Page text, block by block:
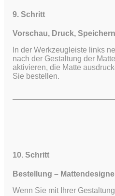
9. Schritt
Vorschau, Druck,
In der Werkzeugleiste links
nach der Gestaltung der
aktivieren, die Matte
Sie bestellen.
10. Schritt
Bestellung –
Wenn Sie mit Ihrer